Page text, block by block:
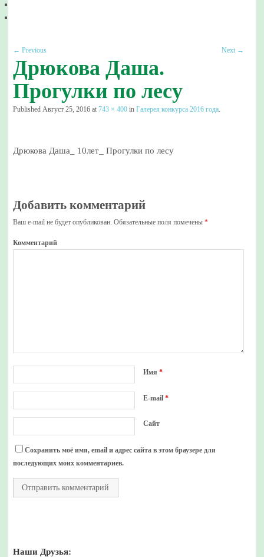
← Previous Next →
Дрюкова Даша.
Прогулки по лесу
Published Август 25, 2016at 743 × 400in Галерея конкурса 2016 года.
Дрюкова Даша_ 10лет_ Прогулки по лесу
Добавить комментарий
Ваш e-mail не будет опубликован. Обязательные поля помечены *
Комментарий
Имя *
E-mail *
Сайт
Сохранить моё имя, email и адрес сайта в этом браузере для
последующих моих комментариев.
Наши Друзья: